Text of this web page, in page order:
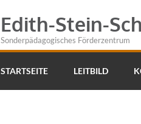
Edith-Stein-
Sonderpädagogisches Förderzentrum
STARTSEITE LEITBILD